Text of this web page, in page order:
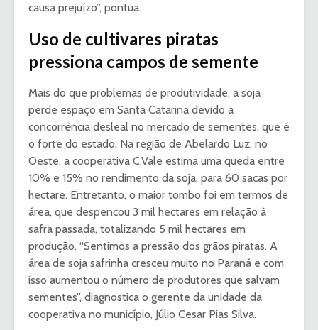
causa prejuízo”, pontua.
Uso de cultivares piratas
pressiona campos de semente
Mais do que problemas de produtividade, a soja
perde espaço em Santa Catarina devido a
concorrência desleal no mercado de sementes, que é
o forte do estado. Na região de Abelardo Luz, no
Oeste, a cooperativa C.Vale estima uma queda entre
10% e 15% no rendimento da soja, para 60 sacas por
hectare. Entretanto, o maior tombo foi em termos de
área, que despencou 3 mil hectares em relação à
safra passada, totalizando 5 mil hectares em
produção. “Sentimos a pressão dos grãos piratas. A
área de soja safrinha cresceu muito no Paraná e com
isso aumentou o número de produtores que salvam
sementes”, diagnostica o gerente da unidade da
cooperativa no município, Júlio Cesar Pias Silva.